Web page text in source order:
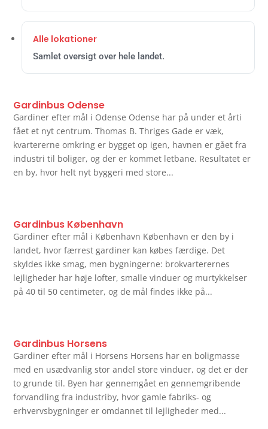
Alle lokationer
Samlet oversigt over hele landet.
Gardinbus Odense
Gardiner efter mål i Odense Odense har på under et årti
fået et nyt centrum. Thomas B. Thriges Gade er væk,
kvartererne omkring er bygget op igen, havnen er gået fra
industri til boliger, og der er kommet letbane. Resultatet er
en by, hvor helt nyt byggeri med store...
Gardinbus København
Gardiner efter mål i København København er den by i
landet, hvor færrest gardiner kan købes færdige. Det
skyldes ikke smag, men bygningerne: brokvarterernes
lejligheder har høje lofter, smalle vinduer og murtykkelser
på 40 til 50 centimeter, og de mål findes ikke på...
Gardinbus Horsens
Gardiner efter mål i Horsens Horsens har en boligmasse
med en usædvanlig stor andel store vinduer, og det er der
to grunde til. Byen har gennemgået en gennemgribende
forvandling fra industriby, hvor gamle fabriks- og
erhvervsbygninger er omdannet til lejligheder med...